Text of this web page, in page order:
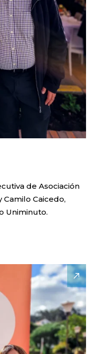
de Asociación
Camilo Caicedo,
Uniminuto.